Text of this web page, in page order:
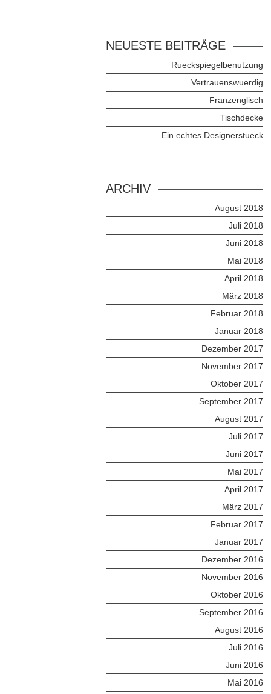
NEUESTE BEITRÄGE
Rueckspiegelbenutzung
Vertrauenswuerdig
Franzenglisch
Tischdecke
Ein echtes Designerstueck
ARCHIV
August 2018
Juli 2018
Juni 2018
Mai 2018
April 2018
März 2018
Februar 2018
Januar 2018
Dezember 2017
November 2017
Oktober 2017
September 2017
August 2017
Juli 2017
Juni 2017
Mai 2017
April 2017
März 2017
Februar 2017
Januar 2017
Dezember 2016
November 2016
Oktober 2016
September 2016
August 2016
Juli 2016
Juni 2016
Mai 2016